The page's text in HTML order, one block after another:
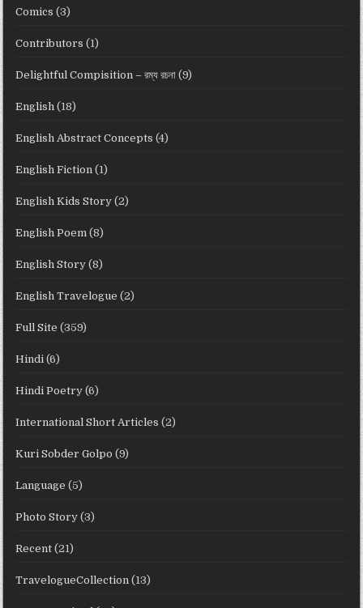
Comics (3)
Contributors (1)
Delightful Compisition – রম্য রচনা (9)
English (18)
English Abstract Concepts (4)
English Fiction (1)
English Kids Story (2)
English Poem (8)
English Story (8)
English Travelogue (2)
Full Site (359)
Hindi (6)
Hindi Poetry (6)
International Short Articles (2)
Kuri Sobder Golpo (9)
Language (5)
Photo Story (3)
Recent (21)
TravelogueCollection (13)